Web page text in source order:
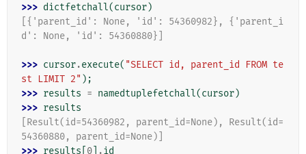
>>> dictfetchall(cursor)
[{'parent_id': None, 'id': 54360982}, {'parent_i
d': None, 'id': 54360880}]
>>> cursor.execute( "SELECT id, parent_id FROM te
st LIMIT 2" );
>>> results = namedtuplefetchall(cursor)
>>> results
[Result(id=54360982, parent_id=None), Result(id=
54360880, parent_id=None)]
>>> results 0 .id